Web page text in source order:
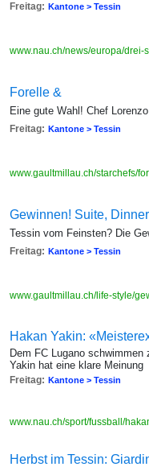
Freitag: Kantone > Tessin
www.nau.ch/news/europa/
Forelle &
Eine gute Wahl! Chef
Freitag: Kantone > Tessin
www.gaultmillau.ch/starchefs/
Gewinnen! Suite,
Tessin vom Feinsten? Die
Freitag: Kantone > Tessin
www.gaultmillau.ch/life-style/
Hakan Yakin:
Dem FC Lugano
Yakin hat eine klare Meinung
Freitag: Kantone > Tessin
www.nau.ch/sport/fussball/
Herbst im Tessin: